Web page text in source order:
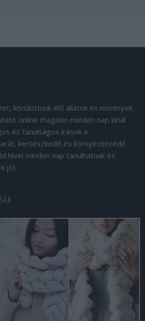
körülöttünk élő állatok és növények
online magazin minden nap kínál
és tanulságos írások a
kertészkedő és környezetvédő
hívei minden nap tanulhatnak és
jót.